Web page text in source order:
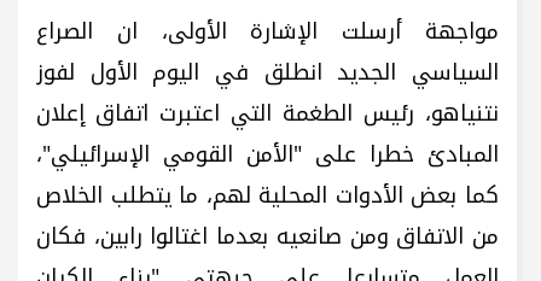
مواجهة أرسلت الإشارة الأولى، ان الصراع
السياسي الجديد انطلق في اليوم الأول لفوز
نتنياهو، رئيس الطغمة التي اعتبرت اتفاق إعلان
المبادئ خطرا على "الأمن القومي الإسرائيلي"،
كما بعض الأدوات المحلية لهم، ما يتطلب الخلاص
من الاتفاق ومن صانعيه بعدما اغتالوا رابين، فكان